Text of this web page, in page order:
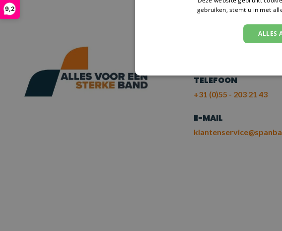
9,2
NEEM
MET
TELEFOON
+31 (0)55 - 203 21 43
E-MAIL
gebruiken, stemt u in met
ALLES